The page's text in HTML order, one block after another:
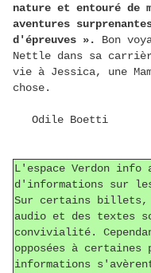
nature et entouré
aventures
d'épreuves ».
Bon
Nettle dans sa
vie à Jessica, une
chose.
Odile Boetti
L'espace Verdon
d'informations sur
Sur certains billets,
audio et des textes
convivialité.
opposées à
informations